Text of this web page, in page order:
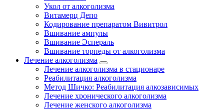
Укол от алкоголизма
Витамерц Депо
Кодирование препаратом Вивитрол
Вшивание ампулы
Вшивание Эспераль
Вшивание торпеды от алкоголизма
Лечение алкоголизма
Лечение алкоголизма в стационаре
Реабилитация алкоголизма
Метод Шичко: Реабилитация алкозависимых
Лечение хронического алкоголизма
Лечение женского алкоголизма